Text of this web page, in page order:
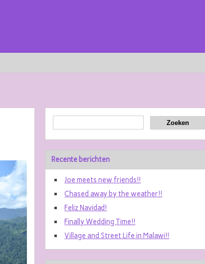
Recente berichten
Joe meets new friends!!
Chased away by the weather!!
Feliz Navidad!
Finally Wedding Time!!
Village and Street Life in Malawi!!